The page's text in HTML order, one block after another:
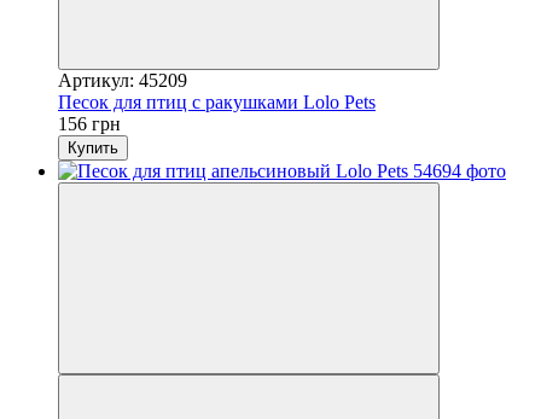
Артикул: 45209
Песок для птиц с ракушками Lolo Pets
156 грн
Купить